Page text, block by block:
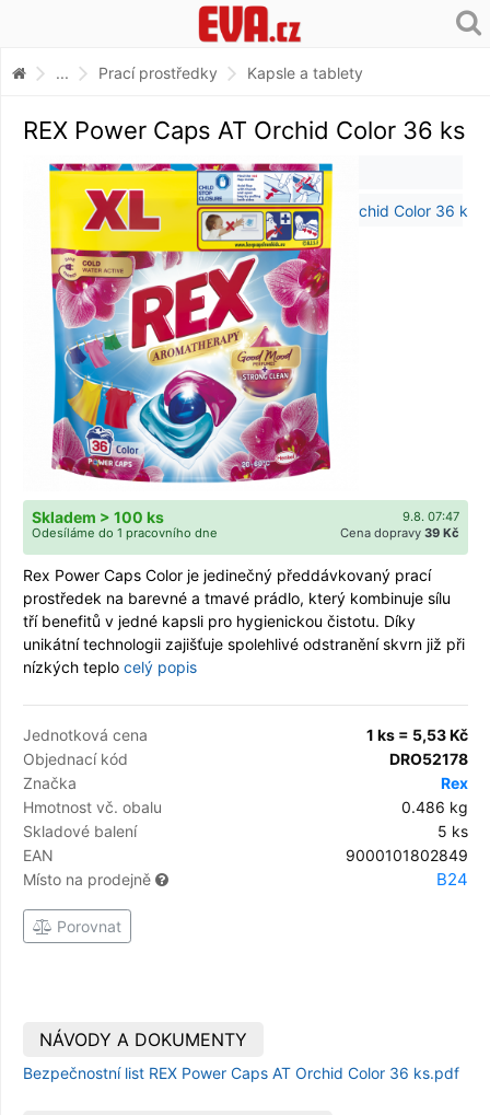
... Prací prostředky Kapsle a tablety
REX Power Caps AT Orchid Color 36 ks
9.8. 07:47
Skladem > 100 ks
Cena dopravy 39 Kč
Odesíláme do 1 pracovního dne
Rex Power Caps Color je jedinečný předdávkovaný prací
prostředek na barevné a tmavé prádlo, který kombinuje sílu
tří benefitů v jedné kapsli pro hygienickou čistotu. Díky
unikátní technologii zajišťuje spolehlivé odstranění skvrn již při
nízkých teplo celý popis
Jednotková cena
1 ks = 5,53 Kč
Objednací kód
DRO52178
Značka
Rex
Hmotnost vč. obalu
0.486 kg
Skladové balení
5 ks
EAN
9000101802849
Místo na prodejně
B24
Porovnat
NÁVODY A DOKUMENTY
Bezpečnostní list REX Power Caps AT Orchid Color 36 ks.pdf